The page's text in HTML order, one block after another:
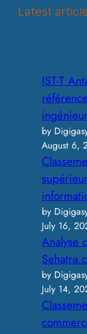
rLatest
IST-T
by
August 6,
by
July 16,
Analyse
by
July 14,